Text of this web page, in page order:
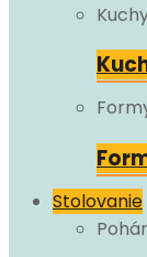
Stolovanie